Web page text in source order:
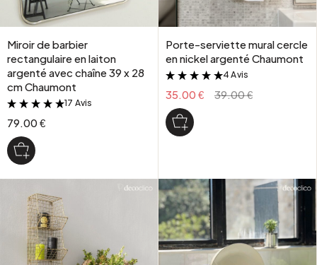
Miroir de barbier
rectangulaire en laiton
argenté avec chaîne 39 x 28
cm Chaumont
&
17 Avis
79.00 €
Porte-serviette mural cercle
en nickel argenté Chaumont
&
4 Avis
35.00 € 39.00 €